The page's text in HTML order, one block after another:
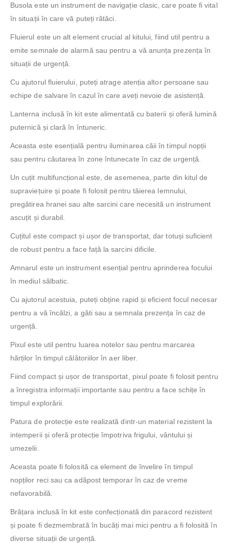
Busola este un instrument de navigație clasic, care poate fi vital
în situații în care vă puteți rătăci.
Fluierul este un alt element crucial al kitului, fiind util pentru a
emite semnale de alarmă sau pentru a vă anunța prezența în
situații de urgență.
Cu ajutorul fluierului, puteți atrage atenția altor persoane sau
echipe de salvare în cazul în care aveți nevoie de asistență.
Lanterna inclusă în kit este alimentată cu baterii și oferă lumină
puternică și clară în întuneric.
Aceasta este esențială pentru iluminarea căii în timpul nopții
sau pentru căutarea în zone întunecate în caz de urgență.
Un cuțit multifuncțional este, de asemenea, parte din kitul de
supraviețuire și poate fi folosit pentru tăierea lemnului,
pregătirea hranei sau alte sarcini care necesită un instrument
ascuțit și durabil.
Cuțitul este compact și ușor de transportat, dar totuși suficient
de robust pentru a face față la sarcini dificile.
Amnarul este un instrument esențial pentru aprinderea focului
în mediul sălbatic.
Cu ajutorul acestuia, puteți obține rapid și eficient focul necesar
pentru a vă încălzi, a găti sau a semnala prezența în caz de
urgență.
Pixul este util pentru luarea notelor sau pentru marcarea
hărților în timpul călătoriilor în aer liber.
Fiind compact și ușor de transportat, pixul poate fi folosit pentru
a înregistra informații importante sau pentru a face schițe în
timpul explorării.
Patura de protecție este realizată dintr-un material rezistent la
intemperii și oferă protecție împotriva frigului, vântului și
umezelii.
Aceasta poate fi folosită ca element de învelire în timpul
nopților reci sau ca adăpost temporar în caz de vreme
nefavorabilă.
Brățara inclusă în kit este confecționată din paracord rezistent
și poate fi dezmembrată în bucăți mai mici pentru a fi folosită în
diverse situații de urgență.